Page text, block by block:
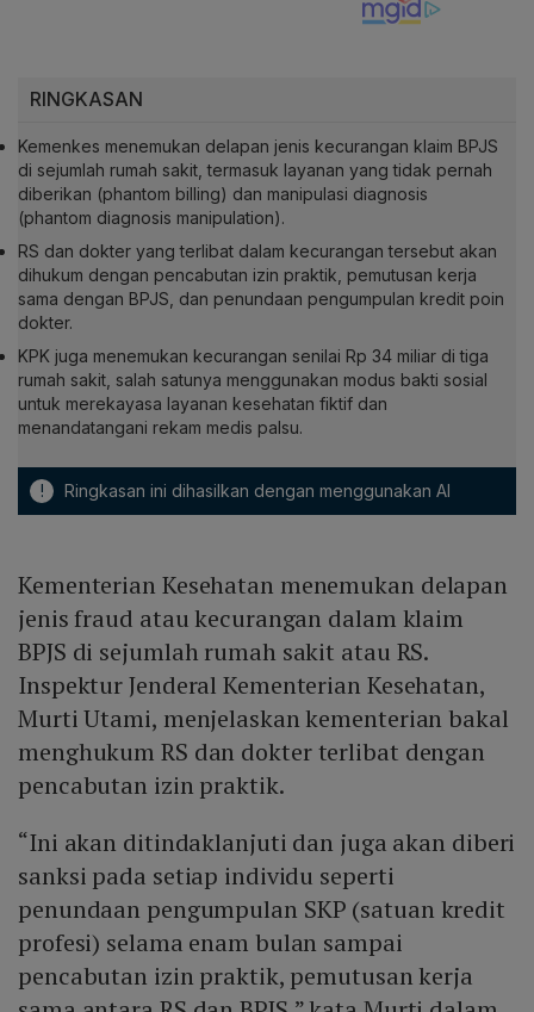
RINGKASAN
Kemenkes menemukan delapan jenis kecurangan klaim BPJS
di sejumlah rumah sakit, termasuk layanan yang tidak pernah
diberikan (phantom billing) dan manipulasi diagnosis
(phantom diagnosis manipulation).
RS dan dokter yang terlibat dalam kecurangan tersebut akan
dihukum dengan pencabutan izin praktik, pemutusan kerja
sama dengan BPJS, dan penundaan pengumpulan kredit poin
dokter.
KPK juga menemukan kecurangan senilai Rp 34 miliar di tiga
rumah sakit, salah satunya menggunakan modus bakti sosial
untuk merekayasa layanan kesehatan fiktif dan
menandatangani rekam medis palsu.
! Ringkasan ini dihasilkan dengan menggunakan AI
Kementerian Kesehatan menemukan delapan
jenis fraud atau kecurangan dalam klaim
BPJS di sejumlah rumah sakit atau RS.
Inspektur Jenderal Kementerian Kesehatan,
Murti Utami, menjelaskan kementerian bakal
menghukum RS dan dokter terlibat dengan
pencabutan izin praktik.
“Ini akan ditindaklanjuti dan juga akan diberi
sanksi pada setiap individu seperti
penundaan pengumpulan SKP (satuan kredit
profesi) selama enam bulan sampai
pencabutan izin praktik, pemutusan kerja